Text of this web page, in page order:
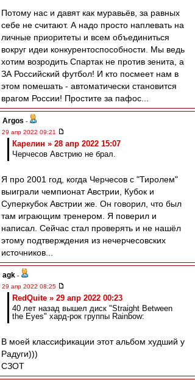
Потому нас и давят как муравьёв, за равных
себе не считают. А надо просто наплевать на
личные приоритеты и всем объединиться
вокруг идеи конкурентоспособности. Мы ведь
хотим возродить Спартак не против зенита, а
ЗА Российский футбол! И кто посмеет нам в
этом помешать - автоматически становится
врагом России! Простите за пафос...
Argos -
29 апр 2022 09:21
Карелин » 28 апр 2022 15:07
Черчесов Австрию не брал.
Я про 2001 год, когда Черчесов с "Тиролем"
выиграли чемпионат Австрии, Кубок и
Суперкубок Австрии же. Он говорил, что был
там играющим тренером. Я поверил и
написал. Сейчас стал проверять и не нашёл
этому подтверждения из нечерчесовских
источников...
agk -
29 апр 2022 08:25
RedQuite » 29 апр 2022 00:23
40 лет назад вышел диск "Straight Between
the Eyes" хард-рок группы Rainbow:
В моей классификации этот альбом худший у
Радуги)))
СЗОТ